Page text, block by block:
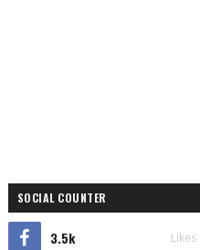
SOCIAL COUNTER
3.5k Likes